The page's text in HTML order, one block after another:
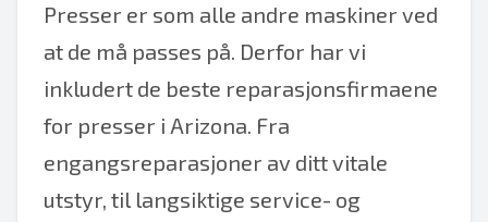
Presser er som alle andre maskiner ved
at de må passes på. Derfor har vi
inkludert de beste reparasjonsfirmaene
for presser i Arizona. Fra
engangsreparasjoner av ditt vitale
utstyr, til langsiktige service- og